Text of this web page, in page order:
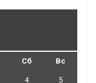
Сб Вс
4 5